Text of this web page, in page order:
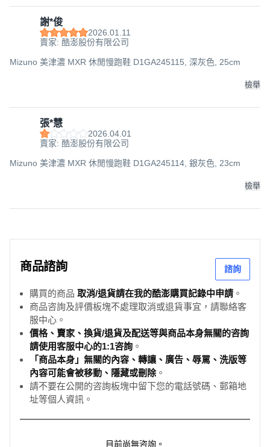
謝*俊
2026.01.11
賣家: 酷澎股份有限公司
Mizuno 美津濃 MXR 休閒慢跑鞋 D1GA245115, 深灰色, 25cm
檢舉
張*慧
2026.04.01
賣家: 酷澎股份有限公司
Mizuno 美津濃 MXR 休閒慢跑鞋 D1GA245114, 銀灰色, 23cm
檢舉
商品諮詢 諮詢
購買的商品 取消/退貨請在我的酷澎購買記錄中申請 。
商品咨詢及評價板塊不處理取消或退貨事宜，請聯絡客
服中心。
價格、賣家、換貨/退貨及配送等與商品本身無關的咨詢
請使用客服中心的1:1咨詢 。
「商品本身」無關的內容、轉讓、廣告、辱罵、洗版等
內容可能會被移動、隱藏或刪除。
請不要在公開的咨詢板塊中留下您的電話號碼、郵箱地
址等個人資訊。
目前尚無咨詢。